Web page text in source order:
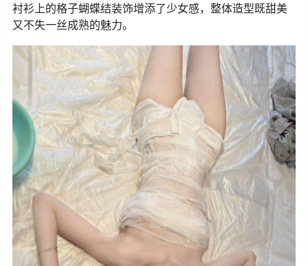
衬衫上的格子蝴蝶结装饰增添了少女感，整体造型既甜美
又不失一丝成熟的魅力。